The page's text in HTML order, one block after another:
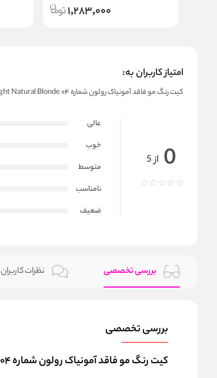
1,283,000
امتیاز کاربران به:
کیت رنگ مو فاقد آمونیاک رولون شماره ۰۴ Revlon Colorsilk Beautiful Hair Color Ultra Light Natural Blonde
0 از 5
عالی
خوب
متوسط
نامناسب
ضعیف
بررسی تخصصی نظرات کاربران
بررسی تخصصی
کیت رنگ مو فاقد آمونیاک رولون شماره ۰۴ Revlon Colorsilk Beautiful Hair Color Ultra Light Natural Blonde